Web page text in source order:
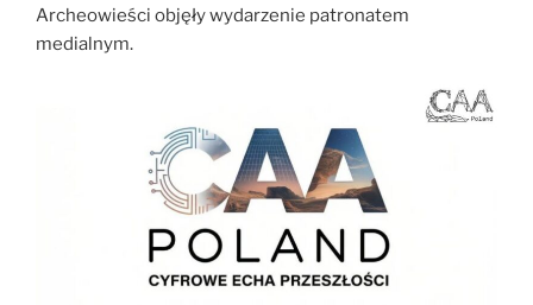
Archeowieści objęły wydarzenie patronatem
medialnym.